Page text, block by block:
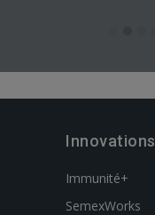
Innovations
Immunité+
SemexWorks